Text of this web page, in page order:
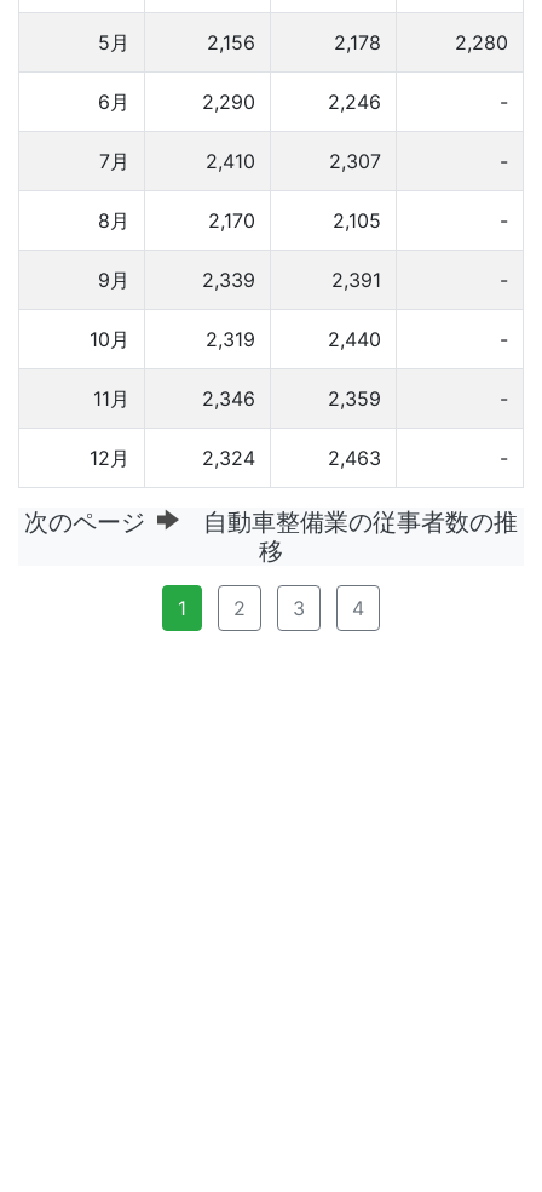
5月 2,156 2,178 2,280
6月 2,290 2,246 -
7月 2,410 2,307 -
8月 2,170 2,105 -
9月 2,339 2,391 -
10月 2,319 2,440 -
11月 2,346 2,359 -
12月 2,324 2,463 -
次のページ
自動車整備業の従事者数の推
移
1 2 3 4